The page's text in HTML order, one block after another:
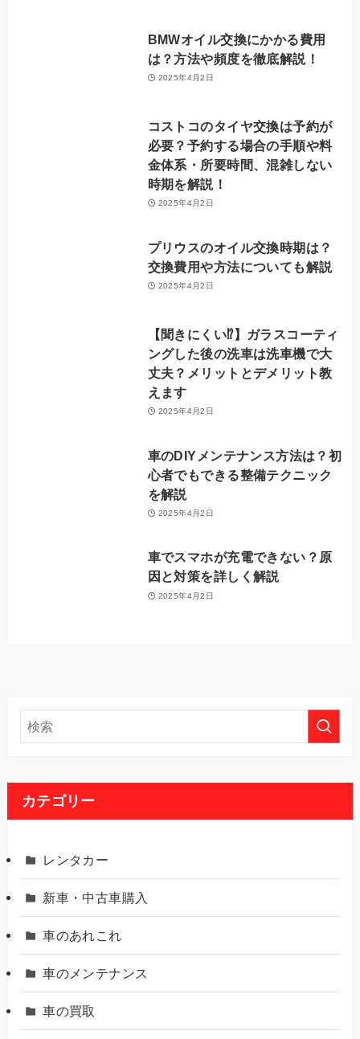
BMWオイル交換にかかる費用
は？方法や頻度を徹底解説！
2025年4月2日
コストコのタイヤ交換は予約が
必要？予約する場合の手順や料
金体系・所要時間、混雑しない
時期を解説！
2025年4月2日
プリウスのオイル交換時期は？
交換費用や方法についても解説
2025年4月2日
【聞きにくい⁉️】ガラスコーティ
ングした後の洗車は洗車機で大
丈夫？メリットとデメリット教
えます
2025年4月2日
車のDIYメンテナンス方法は？初
心者でもできる整備テクニック
を解説
2025年4月2日
車でスマホが充電できない？原
因と対策を詳しく解説
2025年4月2日
カテゴリー
レンタカー
新車・中古車購入
車のあれこれ
車のメンテナンス
車の買取